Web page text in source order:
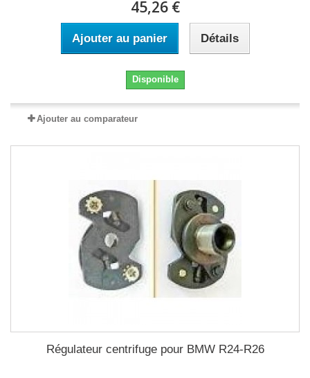
45,26 €
Ajouter au panier Détails
Disponible
Ajouter au comparateur
Régulateur centrifuge pour BMW R24-R26